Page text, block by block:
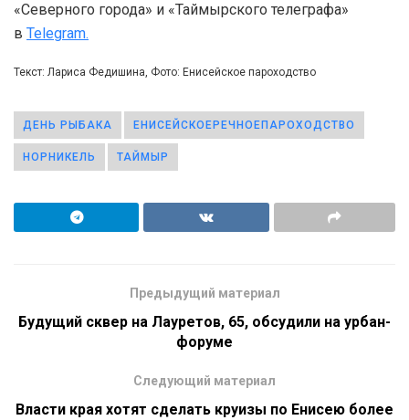
«Северного города» и «Таймырского телеграфа»
в Telegram.
Текст: Лариса Федишина, Фото: Енисейское пароходство
ДЕНЬ РЫБАКА ЕНИСЕЙСКОЕРЕЧНОЕПАРОХОДСТВО
НОРНИКЕЛЬ ТАЙМЫР
Предыдущий материал
Будущий сквер на Лауретов, 65, обсудили на урбан-
форуме
Следующий материал
Власти края хотят сделать круизы по Енисею более